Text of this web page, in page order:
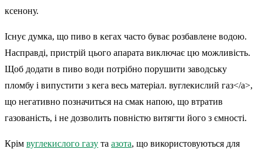
ксенону.
Існує думка, що пиво в кегах часто буває розбавлене водою.
Насправді, пристрій цього апарата виключає цю можливість.
Щоб додати в пиво води потрібно порушити заводську
пломбу і випустити з кега весь матеріал. вуглекислий газ</a>,
що негативно позначиться на смак напою, що втратив
газованість, і не дозволить повністю витягти його з ємності.
Крім вуглекислого газу та азота, що використовуються для